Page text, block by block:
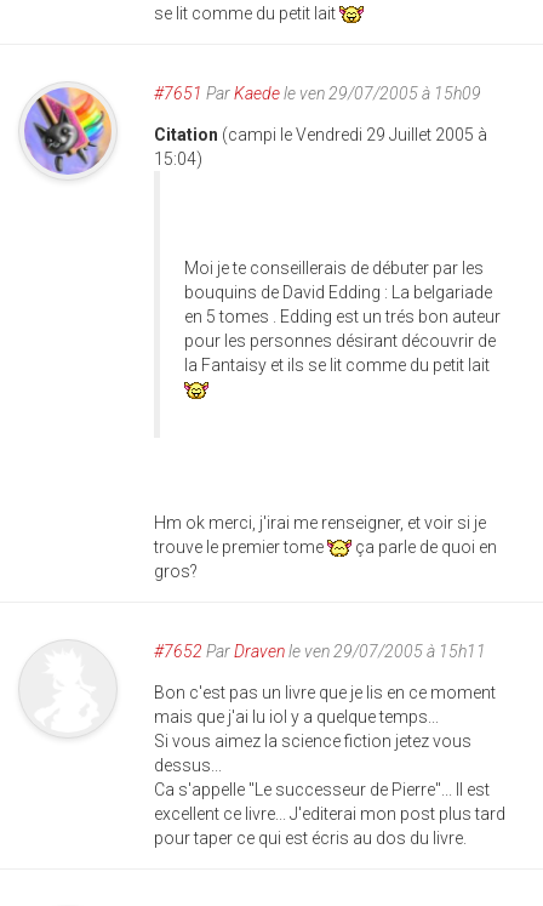
se lit comme du petit lait
#7651 ParKaedele ven 29/07/2005 à 15h09
Citation (campi le Vendredi 29 Juillet 2005 à
15:04)
Moi je te conseillerais de débuter par les
bouquins de David Edding : La belgariade
en 5 tomes . Edding est un trés bon auteur
pour les personnes désirant découvrir de
la Fantaisy et ils se lit comme du petit lait
Hm ok merci, j'irai me renseigner, et voir si je
trouve le premier tome
ça parle de quoi en
gros?
#7652 ParDravenle ven 29/07/2005 à 15h11
Bon c'est pas un livre que je lis en ce moment
mais que j'ai lu iol y a quelque temps...
Si vous aimez la science fiction jetez vous
dessus...
Ca s'appelle "Le successeur de Pierre"... Il est
excellent ce livre... J'editerai mon post plus tard
pour taper ce qui est écris au dos du livre.